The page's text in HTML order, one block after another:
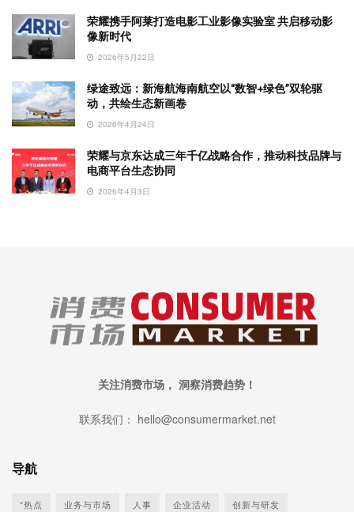
荣耀携手阿莱打造电影工业影像实验室 共启移动影
像新时代
2026年5月22日
绿途致远：新海航海南航空以“数智+绿色”双轮驱
动，共绘生态新画卷
2026年4月24日
荣耀与京东达成三年千亿战略合作，推动科技品牌与
电商平台生态协同
2026年4月3日
关注消费市场， 洞察消费趋势！
联系我们： hello@consumermarket.net
导航
*热点 业务与市场 人事 企业活动 创新与研发